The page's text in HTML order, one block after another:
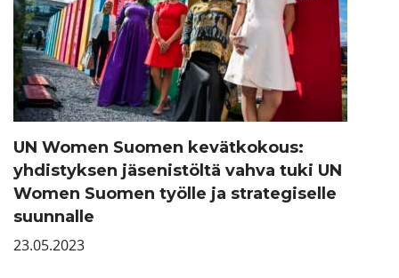
UN Women Suomen kevätkokous:
yhdistyksen jäsenistöltä vahva tuki UN
Women Suomen työlle ja strategiselle
suunnalle
23.05.2023